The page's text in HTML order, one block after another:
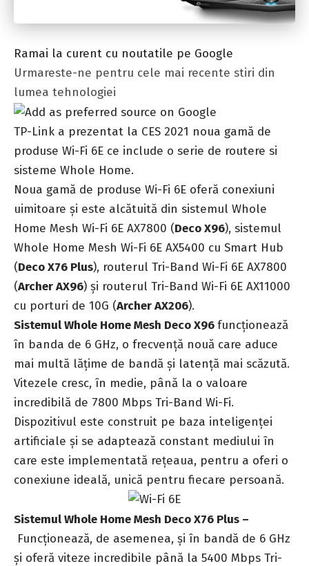
Ramai la curent cu noutatile pe Google
Urmareste-ne pentru cele mai recente stiri din
lumea tehnologiei
TP-Link a prezentat la CES 2021 noua gamă de
produse Wi-Fi 6E ce include o serie de routere si
sisteme Whole Home.
Noua gamă de produse Wi-Fi 6E oferă conexiuni
uimitoare și este alcătuită din sistemul Whole
Home Mesh Wi-Fi 6E AX7800 (Deco X96), sistemul
Whole Home Mesh Wi-Fi 6E AX5400 cu Smart Hub
(Deco X76 Plus), routerul Tri-Band Wi-Fi 6E AX7800
(Archer AX96) și routerul Tri-Band Wi-Fi 6E AX11000
cu porturi de 10G (Archer AX206).
Sistemul Whole Home Mesh Deco X96funcționează
în banda de 6 GHz, o frecvență nouă care aduce
mai multă lățime de bandă și latență mai scăzută.
Vitezele cresc, în medie, până la o valoare
incredibilă de 7800 Mbps Tri-Band Wi-Fi.
Dispozitivul este construit pe baza inteligenței
artificiale și se adaptează constant mediului în
care este implementată rețeaua, pentru a oferi o
conexiune ideală, unică pentru fiecare persoană.
Sistemul Whole Home Mesh Deco X76 Plus –
Funcționează, de asemenea, și în bandă de 6 GHz
și oferă viteze incredibile până la 5400 Mbps Tri-